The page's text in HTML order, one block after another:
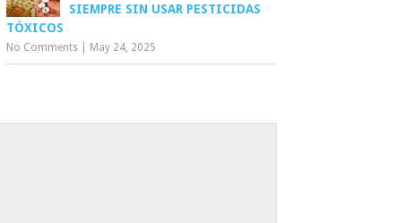
SIEMPRE SIN USAR PESTICIDAS
TÓXICOS
No Comments May 24, 2025